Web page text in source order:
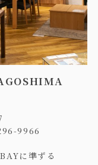
9966
に準ずる